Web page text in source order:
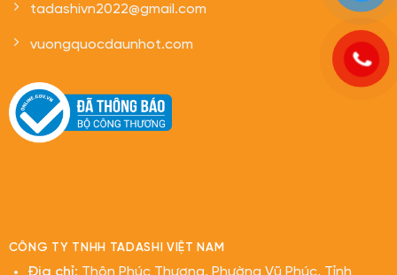
tadashivn2022@gmail.com
vuongquocdaunhot.com
CÔNG TY TNHH TADASHI VIỆT NAM
Địa chỉ: Thôn Phúc Thượng, Phường Vũ Phúc, Tỉnh